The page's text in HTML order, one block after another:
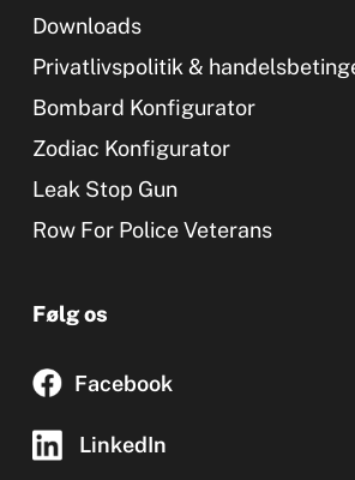
Downloads
Privatlivspolitik &
Bombard Konfigurator
Zodiac Konfigurator
Leak Stop Gun
Row For Police Veterans
Følg os
Facebook
LinkedIn